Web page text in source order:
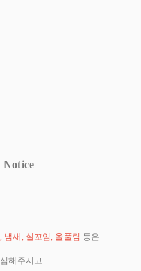
냄새, 실꼬임, 올풀림 등은
해주시고